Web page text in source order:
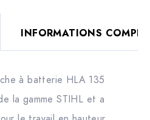
INFORMATIONS
à batterie HLA 135
la gamme STIHL et a